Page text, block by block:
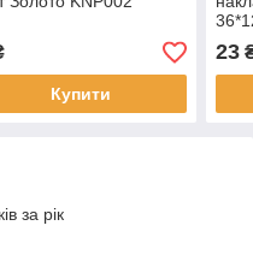
Купити
23
за рік